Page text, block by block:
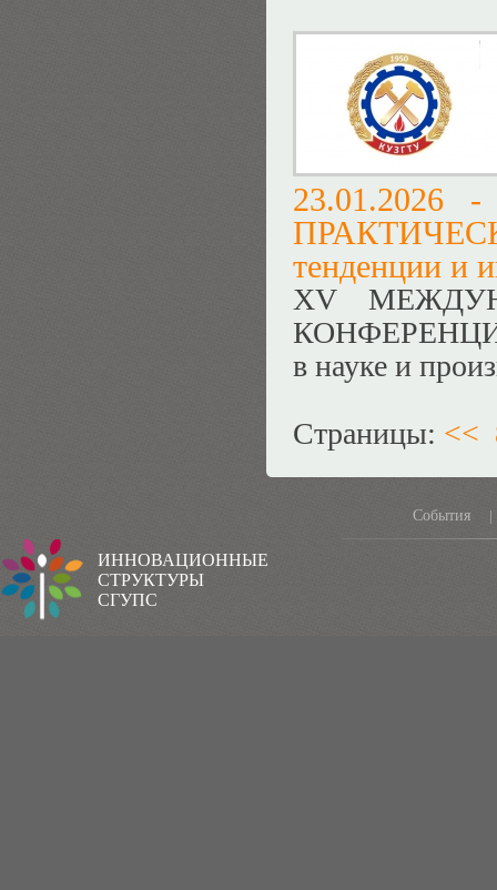
23.01.2026
тенденции и
ХV
в науке и
Страницы: <<
События |
ИННОВАЦИОННЫЕ
СТРУКТУРЫ
СГУПС